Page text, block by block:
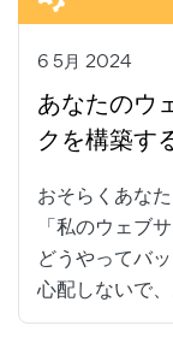
6 5月 2024
あなたのウ
クを構築す
おそらくあな
「私のウェブ
どうやってバ
心配しないで